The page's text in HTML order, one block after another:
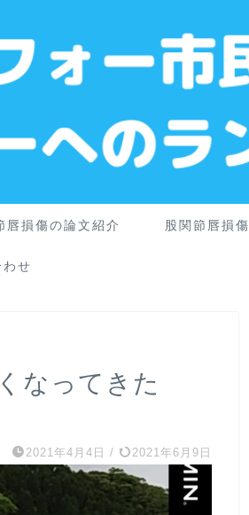
唇損傷の論文紹介 股関節唇損傷
せ
なってきた
2021年4月4日 / 2021年6月9日